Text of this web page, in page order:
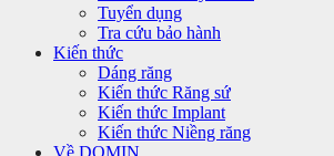
Tuyển dụng
Tra cứu bảo hành
Kiến thức
Dáng răng
Kiến thức Răng sứ
Kiến thức Implant
Kiến thức Niềng răng